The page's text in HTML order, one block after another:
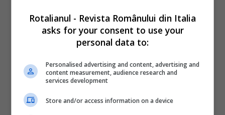
Rotalianul - Revista Românului din Italia
asks for your consent to use your
personal data to:
Personalised advertising and content, advertising and
content measurement, audience research and
services development
Store and/or access information on a device